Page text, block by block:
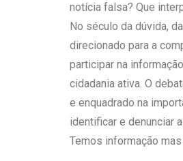
notícia falsa? Que
No século da dúvida,
direcionado para a
participar na
cidadania ativa. O
e enquadrado na
identificar e denunciar
Temos informação